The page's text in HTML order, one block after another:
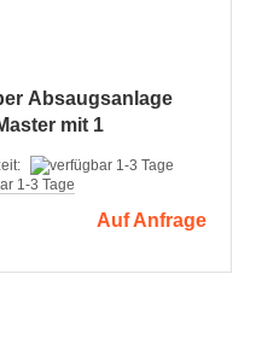
Absaugsanlage
mit 1
1-3 Tage
Auf Anfrage